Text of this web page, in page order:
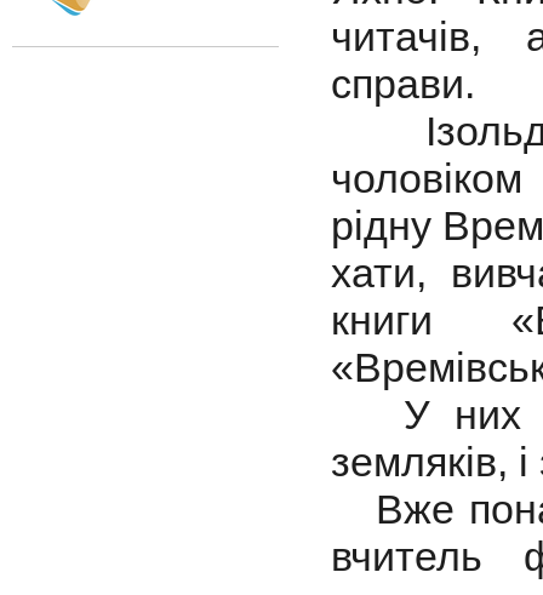
читачів,
справи.
рідну
хати,
книги
У них і
земляків,
Вже
вчитель